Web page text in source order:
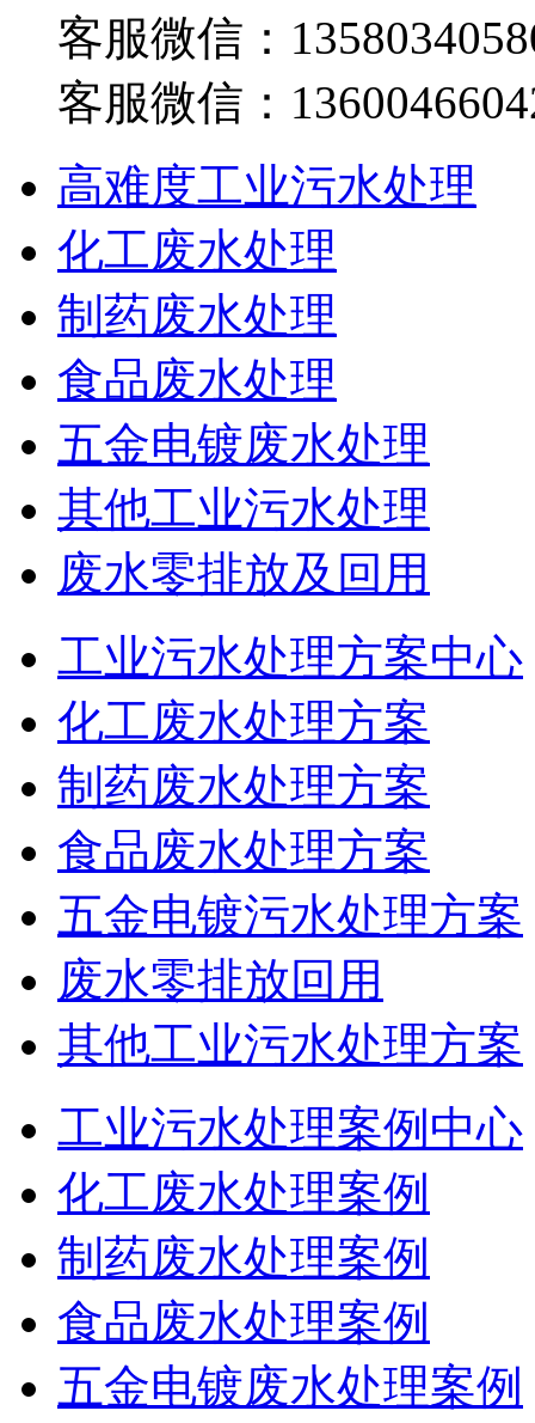
客服微信：
客服微信：
高难度工业污水处理
化工废水处理
制药废水处理
食品废水处理
五金电镀废水处理
其他工业污水处理
废水零排放及回用
工业污水处理方案中心
化工废水处理方案
制药废水处理方案
食品废水处理方案
五金电镀污水处理方案
废水零排放回用
其他工业污水处理方案
工业污水处理案例中心
化工废水处理案例
制药废水处理案例
食品废水处理案例
五金电镀废水处理案例